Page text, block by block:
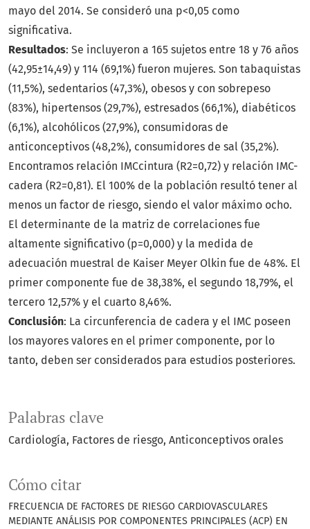
Palabras clave
Cardiología Factores de riesgo Anticonceptivos orales
Cómo citar
FRECUENCIA DE FACTORES DE RIESGO CARDIOVASCULARES
MEDIANTE ANÁLISIS POR COMPONENTES PRINCIPALES (ACP) EN
mayo del 2014. Se consideró una p<0,05 como
significativa.
Resultados: Se incluyeron a 165 sujetos entre 18 y 76 años
(42,95±14,49) y 114 (69,1%) fueron mujeres. Son tabaquistas
(11,5%), sedentarios (47,3%), obesos y con sobrepeso
(83%), hipertensos (29,7%), estresados (66,1%), diabéticos
(6,1%), alcohólicos (27,9%), consumidoras de
anticonceptivos (48,2%), consumidores de sal (35,2%).
Encontramos relación IMCcintura (R2=0,72) y relación IMC-
cadera (R2=0,81). El 100% de la población resultó tener al
menos un factor de riesgo, siendo el valor máximo ocho.
El determinante de la matriz de correlaciones fue
altamente significativo (p=0,000) y la medida de
adecuación muestral de Kaiser Meyer Olkin fue de 48%. El
primer componente fue de 38,38%, el segundo 18,79%, el
tercero 12,57% y el cuarto 8,46%.
Conclusión: La circunferencia de cadera y el IMC poseen
los mayores valores en el primer componente, por lo
tanto, deben ser considerados para estudios posteriores.